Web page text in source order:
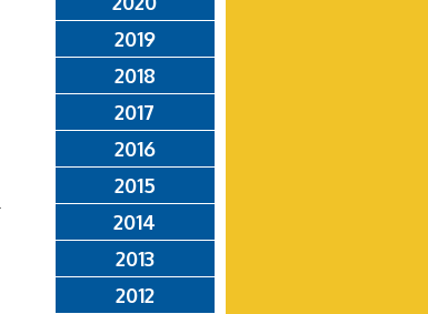
2019
2018
2017
2016
2015
2014
2013
2012